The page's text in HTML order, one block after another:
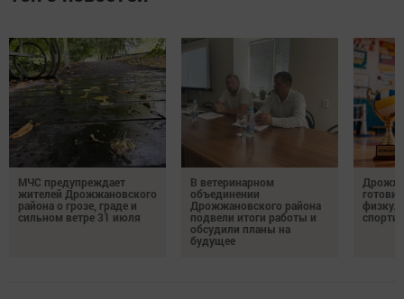
МЧС предупреждает
жителей Дрожжановского
района о грозе, граде и
сильном ветре 31 июля
В ветеринарном
объединении
Дрожжановского района
подвели итоги работы и
обсудили планы на
будущее